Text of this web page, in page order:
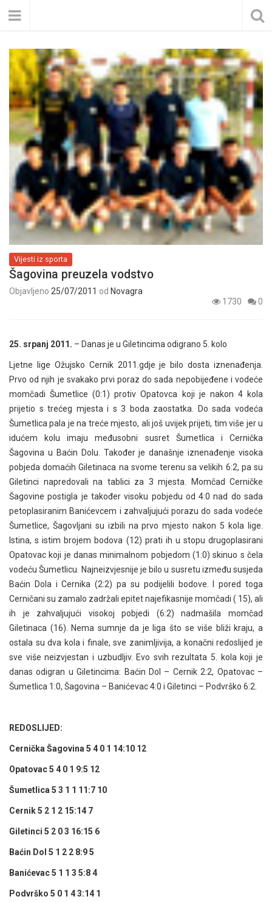
Vijesti iz sporta
Šagovina preuzela vodstvo
Objavljeno 25/07/2011 od Novagra
1730
0
25. srpanj 2011. – Danas je u Giletincima odigrano 5. kolo
Ljetne lige Ožujsko Cernik 2011.gdje je bilo dosta iznenađenja.
Prvo od njih je svakako prvi poraz do sada nepobijeđene i vodeće
momčadi Šumetlice (0:1) protiv Opatovca koji je nakon 4 kola
prijetio s trećeg mjesta i s 3 boda zaostatka. Do sada vodeća
Šumetlica pala je na treće mjesto, ali još uvijek prijeti, tim više jer u
idućem kolu imaju međusobni susret Šumetlica i Cernička
Šagovina u Baćin Dolu. Također je današnje iznenađenje visoka
pobjeda domaćih Giletinaca na svome terenu sa velikih 6:2, pa su
Giletinci napredovali na tablici za 3 mjesta. Momčad Cerničke
Šagovine postigla je također visoku pobjedu od 4:0 nad do sada
petoplasiranim Banićevcem i zahvaljujući porazu do sada vodeće
Šumetlice, Šagovljani su izbili na prvo mjesto nakon 5 kola lige.
Istina, s istim brojem bodova (12) prati ih u stopu drugoplasirani
Opatovac koji je danas minimalnom pobjedom (1:0) skinuo s čela
vodeću Šumetlicu. Najneizvjesnije je bilo u susretu između susjeda
Baćin Dola i Cernika (2:2) pa su podijelili bodove. I pored toga
Cerničani su zamalo zadržali epitet najefikasnije momčadi ( 15), ali
ih je zahvaljujući visokoj pobjedi (6:2) nadmašila momčad
Giletinaca (16). Nema sumnje da je liga što se više bliži kraju, a
ostala su dva kola i finale, sve zanimljivija, a konačni redoslijed je
sve više neizvjestan i uzbudljiv. Evo svih rezultata 5. kola koji je
danas odigran u Giletincima: Baćin Dol – Cernik 2:2, Opatovac –
Šumetlica 1:0, Šagovina – Banićevac 4:0 i Giletinci – Podvrško 6:2.
REDOSLIJED:
Cernička Šagovina 5 4 0 1 14:10 12
Opatovac 5 4 0 1 9:5 12
Šumetlica 5 3 1 1 11:7 10
Cernik 5 2 1 2 15:14 7
Giletinci 5 2 0 3 16:15 6
Baćin Dol 5 1 2 2 8:9 5
Banićevac 5 1 1 3 5:8 4
Podvrško 5 0 1 4 3:14 1